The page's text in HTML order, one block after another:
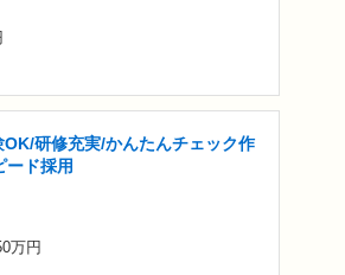
研修充実/かんたんチェック作
ード採用
万円